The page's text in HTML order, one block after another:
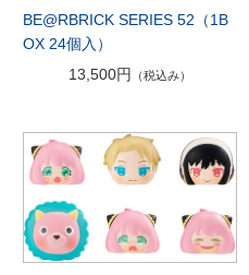
BE@RBRICK SERIES 52（1B
OX 24個入）
13,500円
（税込み）